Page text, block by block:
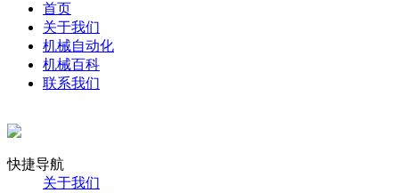
首页
关于我们
机械自动化
机械百科
联系我们
快捷导航
关于我们